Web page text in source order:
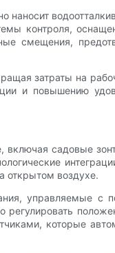
наносит
контроля,
смещения,
затраты на
и повышению
включая садовые
открытом воздухе.
управляемые с
которые